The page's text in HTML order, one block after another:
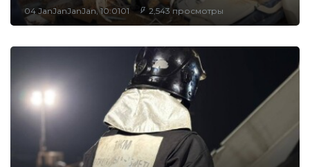
04 JanJanJanJan, 10:0101 2,543 просмотры